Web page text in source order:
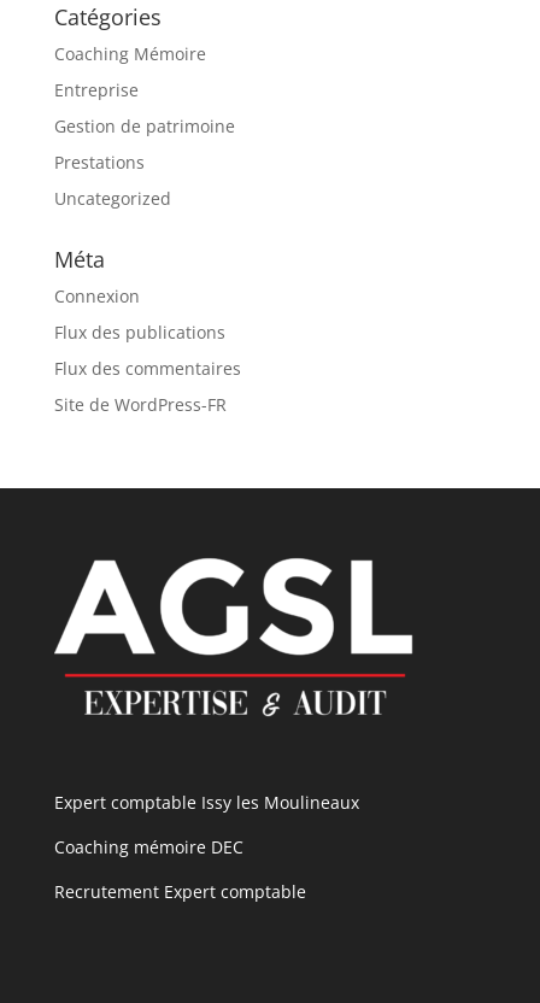
Catégories
Coaching Mémoire
Entreprise
Gestion de patrimoine
Prestations
Uncategorized
Méta
Connexion
Flux des publications
Flux des commentaires
Site de WordPress-FR
Expert comptable Issy les Moulineaux
Coaching mémoire DEC
Recrutement Expert comptable